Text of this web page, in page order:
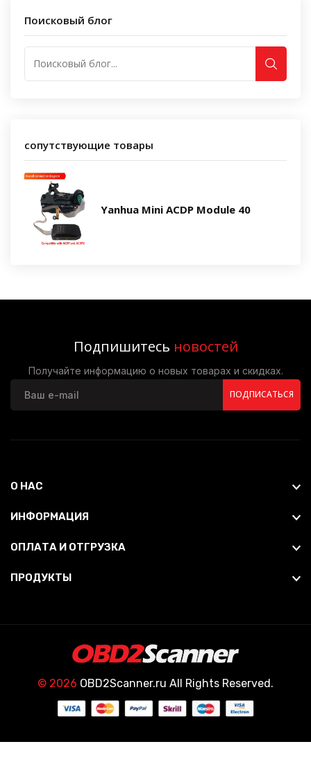
Поисковый блог
сопутствующие товары
Yanhua Mini ACDP Module 40
Подпишитесь новостей
Получайте информацию о новых товарах и скидках.
ПОДПИСАТЬСЯ
О НАС
ИНФОРМАЦИЯ
ОПЛАТА И ОТГРУЗКА
ПРОДУКТЫ
© 2026 OBD2Scanner.ru All Rights Reserved.